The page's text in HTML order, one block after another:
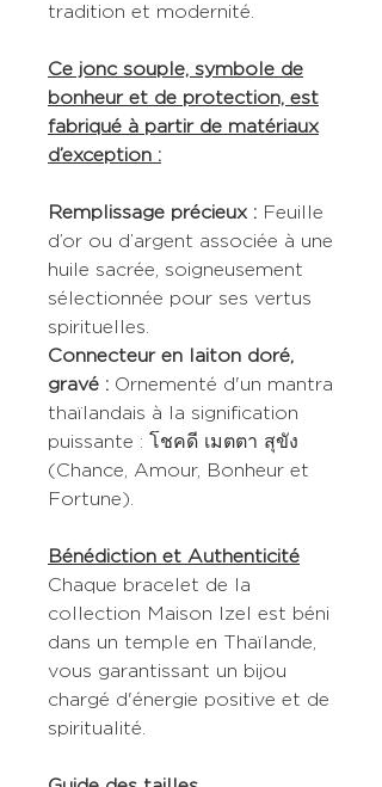
tradition et modernité.
Ce jonc souple, symbole de
bonheur et de protection, est
fabriqué à partir de matériaux
d’exception :
Remplissage précieux : Feuille
d’or ou d’argent associée à une
huile sacrée, soigneusement
sélectionnée pour ses vertus
spirituelles.
Connecteur en laiton doré,
gravé : Ornementé d'un mantra
thaïlandais à la signification
puissante : โชคดี เมตตา สุขัง
(Chance, Amour, Bonheur et
Fortune).
Bénédiction et Authenticité
Chaque bracelet de la
collection Maison Izel est béni
dans un temple en Thaïlande,
vous garantissant un bijou
chargé d'énergie positive et de
spiritualité.